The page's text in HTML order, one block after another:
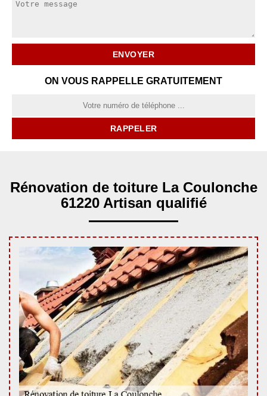
ON VOUS RAPPELLE GRATUITEMENT
Rénovation de toiture La Coulonche
61220 Artisan qualifié